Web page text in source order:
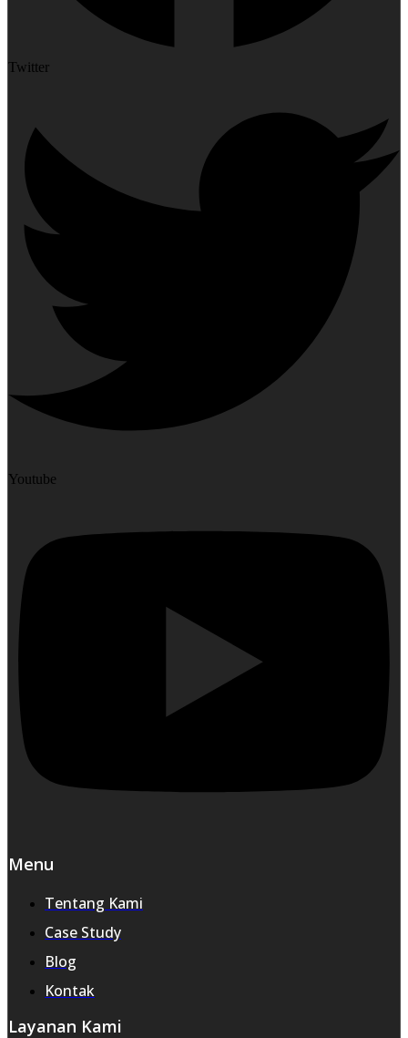
Twitter
Youtube
Menu
Tentang Kami
Case Study
Blog
Kontak
Layanan Kami